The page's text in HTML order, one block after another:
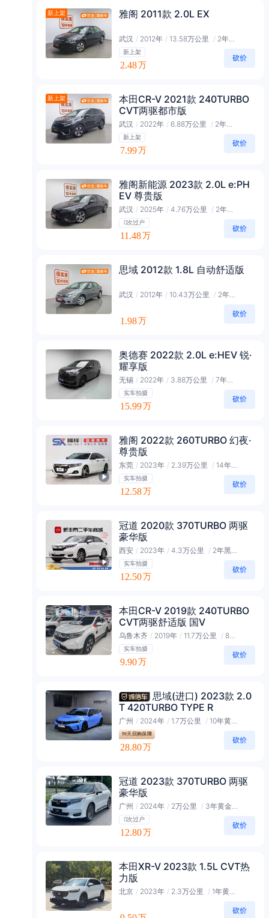
新上架 雅阁 2011款 2.0L EX
武汉 / 2012年 / 13.58万公里 / 2年会员
新上架
2.48万
新上架
本田CR-V 2021款 240TURBO
CVT两驱都市版
武汉 / 2022年 / 6.88万公里 / 2年会员
新上架
7.99万
雅阁新能源 2023款 2.0L e:PH
EV 尊贵版
武汉 / 2025年 / 4.76万公里 / 2年会员
0次过户
11.48万
思域 2012款 1.8L 自动舒适版
武汉 / 2012年 / 10.43万公里 / 2年会员
1.98万
奥德赛 2022款 2.0L e:HEV 锐·
耀享版
无锡 / 2022年 / 3.88万公里 / 7年黑金会员
实车拍摄
15.99万
雅阁 2022款 260TURBO 幻夜·
尊贵版
东莞 / 2023年 / 2.39万公里 / 14年黑金会员
实车拍摄
12.58万
冠道 2020款 370TURBO 两驱
豪华版
西安 / 2023年 / 4.3万公里 / 2年黑金会员
实车拍摄
12.50万
本田CR-V 2019款 240TURBO
CVT两驱舒适版 国V
乌鲁木齐 / 2019年 / 11.7万公里 / 8年黑金会员
实车拍摄
9.90万
思域(进口) 2023款 2.0
T 420TURBO TYPE R
广州 / 2024年 / 1.7万公里 / 10年黄金会员
90天回购保障
28.80万
冠道 2023款 370TURBO 两驱
豪华版
广州 / 2024年 / 2万公里 / 3年黄金会员
0次过户
12.80万
本田XR-V 2023款 1.5L CVT热
力版
北京 / 2023年 / 2.3万公里 / 1年黄金会员